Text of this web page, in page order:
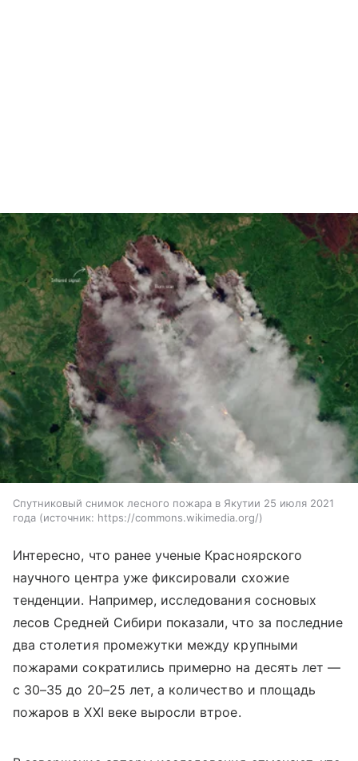
Спутниковый снимок лесного пожара в Якутии 25 июля 2021
года
источник: https://commons.wikimedia.org/
Интересно, что ранее ученые Красноярского
научного центра уже фиксировали схожие
тенденции. Например, исследования сосновых
лесов Средней Сибири показали, что за последние
два столетия промежутки между крупными
пожарами сократились примерно на десять лет —
с 30–35 до 20–25 лет, а количество и площадь
пожаров в XXI веке выросли втрое.